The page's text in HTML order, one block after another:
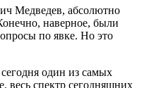
Медведев, абсолютно
наверное, были
по явке. Но это
один из самых
весь спектр сегодняшних